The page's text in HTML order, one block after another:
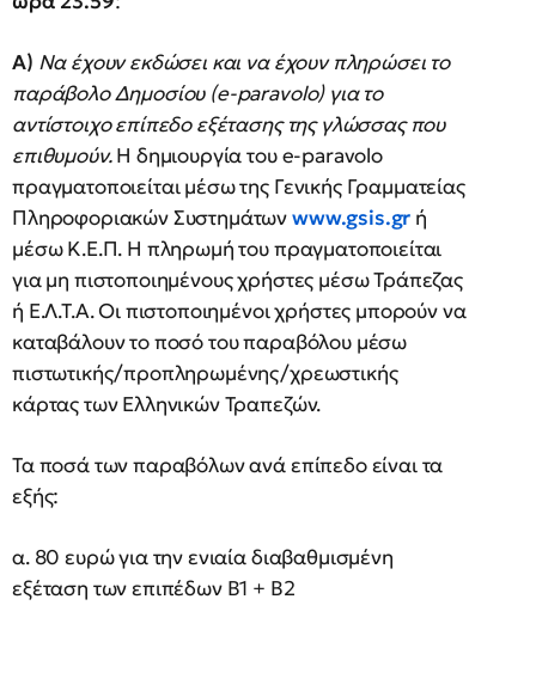
Α) Να έχουν εκδώσει και να έχουν πληρώσει το
παράβολο Δημοσίου (e-paravolo) για το
αντίστοιχο επίπεδο εξέτασης της γλώσσας που
επιθυμούν.Η δημιουργία του e-paravolo
πραγματοποιείται μέσω της Γενικής Γραμματείας
Πληροφοριακών Συστημάτωνwww.gsis.gr ή
μέσω Κ.Ε.Π. Η πληρωμή του πραγματοποιείται
για μη πιστοποιημένους χρήστες μέσω Τράπεζας
ή Ε.Λ.Τ.Α. Οι πιστοποιημένοι χρήστες μπορούν να
καταβάλουν το ποσό του παραβόλου μέσω
πιστωτικής/προπληρωμένης/χρεωστικής
κάρτας των Ελληνικών Τραπεζών.
Τα ποσά των παραβόλων ανά επίπεδο είναι τα
εξής:
α. 80 ευρώ για την ενιαία διαβαθμισμένη
εξέταση των επιπέδων Β1 + Β2